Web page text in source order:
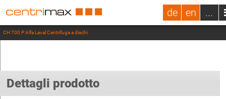
de en ...
CH 700 P Alfa Laval Centrifuga a dischi
Dettagli prodotto